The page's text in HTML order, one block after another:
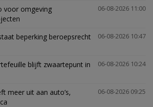
06-08-2026 11:00
voor omgeving
06-08-2026 10:47
beperking beroepsrecht
06-08-2026 10:24
blijft zwaartepunt in
06-08-2026 09:25
meer uit aan auto’s,